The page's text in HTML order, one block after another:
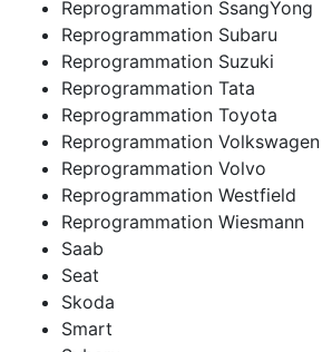
Reprogrammation SsangYong
Reprogrammation Subaru
Reprogrammation Suzuki
Reprogrammation Tata
Reprogrammation Toyota
Reprogrammation Volkswagen
Reprogrammation Volvo
Reprogrammation Westfield
Reprogrammation Wiesmann
Saab
Seat
Skoda
Smart